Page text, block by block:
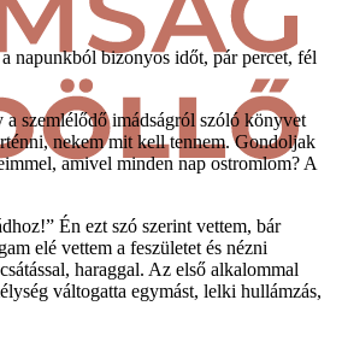
napunkból bizonyos időt, pár percet, fél
szemlélődő imádságról szóló könyvet
nekem mit kell tennem. Gondoljak
amivel minden nap ostromlom? A
Én ezt szó szerint vettem, bár
elé vettem a feszületet és nézni
haraggal. Az első alkalommal
váltogatta egymást, lelki hullámzás,